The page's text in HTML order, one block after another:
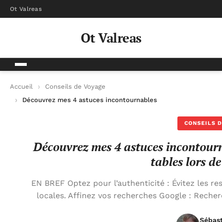
Ot Valreas
Ot Valreas
Accueil
Conseils de Voyage
Découvrez mes 4 astuces incontournables pour dénicher les
CONSEILS
Découvrez mes 4 astuces
tables lors
EN BREF Optez pour l’authenticité : Évitez les
locales. Affinez vos recherches Google :